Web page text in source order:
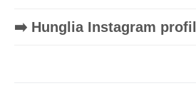
➡️ Hunglia Instagram profil